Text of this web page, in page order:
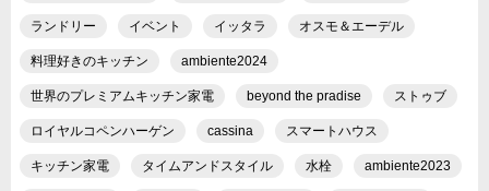
ランドリー イベント イッタラ オスモ＆エーデル
料理好きのキッチン ambiente2024
世界のプレミアムキッチン家電 beyond the pradise ストゥブ
ロイヤルコペンハーゲン cassina スマートハウス
キッチン家電 タイムアンドスタイル 水栓 ambiente2023